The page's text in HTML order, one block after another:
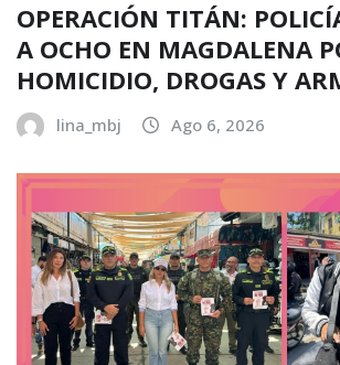
OPERACIÓN TITÁN:
A OCHO EN MAGDALENA
HOMICIDIO, DROGAS Y
lina_mbj Ago 6, 2026